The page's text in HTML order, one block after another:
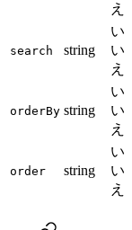
え
search string
い
い
え
orderBy string
い
い
え
order string
い
い
え